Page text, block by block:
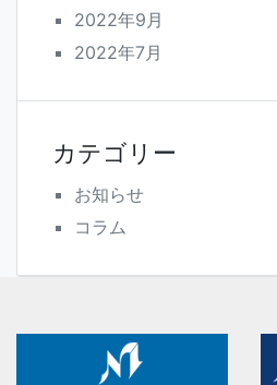
2022年9月
2022年7月
カテゴリー
お知らせ
コラム